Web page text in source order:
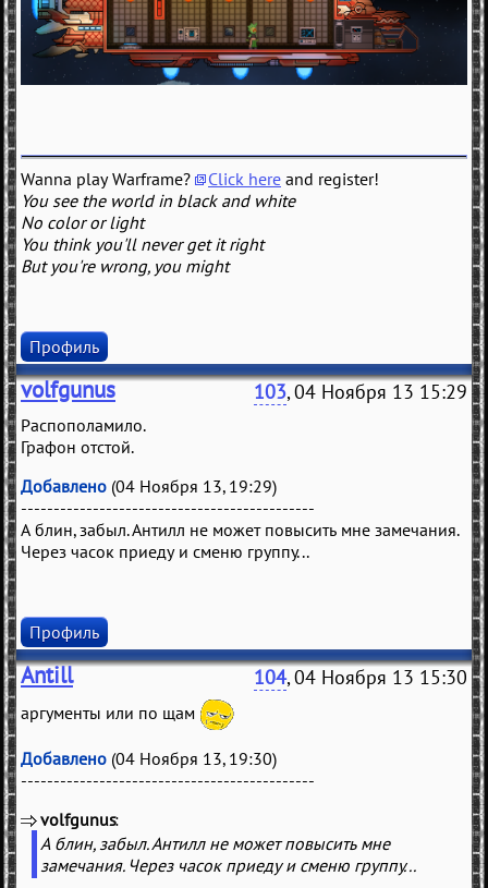
Wanna play Warframe? Click here and register!
You see the world in black and white
No color or light
You think you'll never get it right
But you're wrong, you might
Профиль
volfgunus 103, 04 Ноября 13 15:29
Распополамило.
Графон отстой.
Добавлено (04 Ноября 13, 19:29)
---------------------------------------------
А блин, забыл. Антилл не может повысить мне замечания.
Через часок приеду и сменю группу...
Профиль
Antill 104, 04 Ноября 13 15:30
аргументы или по щам
Добавлено (04 Ноября 13, 19:30)
---------------------------------------------
volfgunus
А блин, забыл. Антилл не может повысить мне
замечания. Через часок приеду и сменю группу...